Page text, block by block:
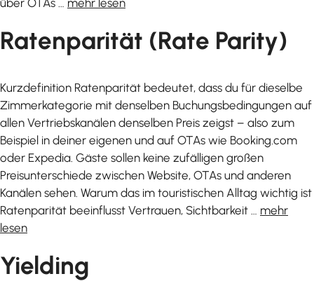
über OTAs … mehr lesen
Ratenparität (Rate Parity)
Kurzdefinition Ratenparität bedeutet, dass du für dieselbe
Zimmerkategorie mit denselben Buchungsbedingungen auf
allen Vertriebskanälen denselben Preis zeigst – also zum
Beispiel in deiner eigenen und auf OTAs wie Booking.com
oder Expedia. Gäste sollen keine zufälligen großen
Preisunterschiede zwischen Website, OTAs und anderen
Kanälen sehen. Warum das im touristischen Alltag wichtig ist
Ratenparität beeinflusst Vertrauen, Sichtbarkeit … mehr
lesen
Yielding